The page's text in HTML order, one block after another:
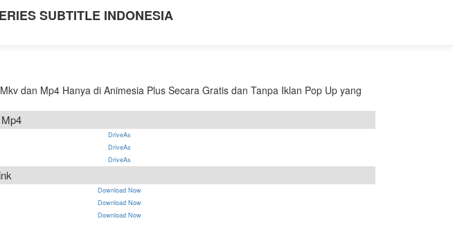
SUBTITLE INDONESIA
dan Mp4 Hanya di Animesia Plus Secara Gratis dan Tanpa Iklan Pop Up yang
DriveAs
DriveAs
DriveAs
Download Now
Download Now
Download Now